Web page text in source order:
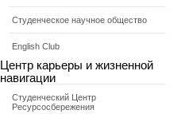
Студенческое научное общество
English Club
Центр карьеры и жизненной
навигации
Студенческий Центр
Ресурсосбережения